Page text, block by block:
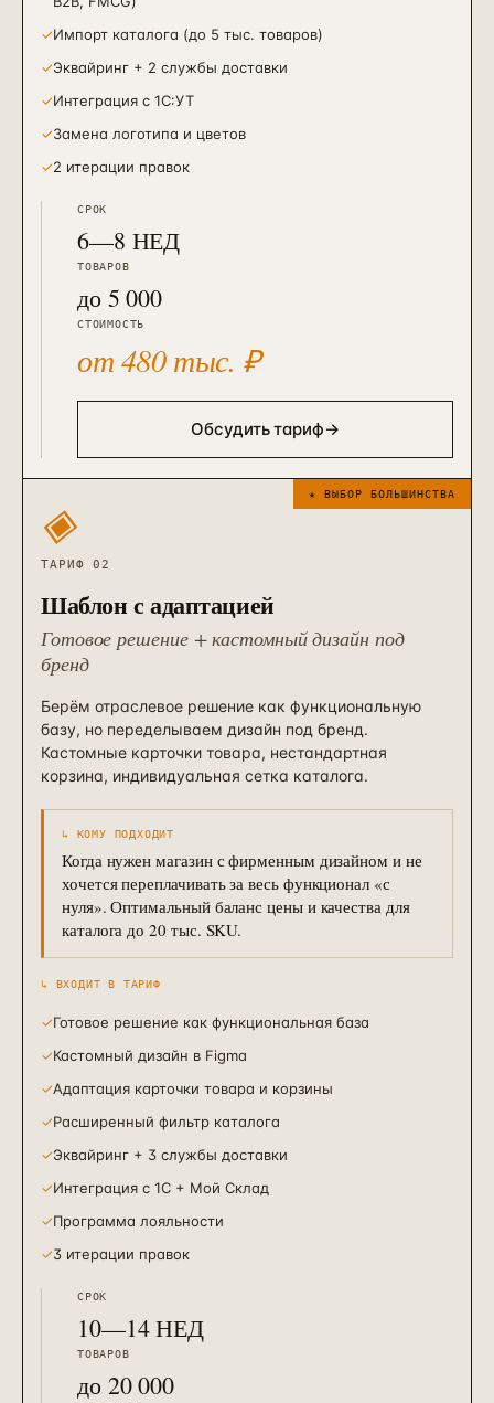
✓Импорт каталога (до 5 тыс. товаров)
✓Эквайринг + 2 службы доставки
✓Интеграция с 1С:УТ
✓Замена логотипа и цветов
✓2 итерации правок
СРОК
6—8 НЕД
ТОВАРОВ
до 5 000
СТОИМОСТЬ
от 480 тыс. ₽
Обсудить тариф→
★ ВЫБОР БОЛЬШИНСТВА
◈
ТАРИФ 02
Шаблон с адаптацией
Готовое решение + кастомный дизайн под
бренд
Берём отраслевое решение как функциональную
базу, но переделываем дизайн под бренд.
Кастомные карточки товара, нестандартная
корзина, индивидуальная сетка каталога.
↳ КОМУ ПОДХОДИТ
Когда нужен магазин с фирменным дизайном и не
хочется переплачивать за весь функционал «с
нуля». Оптимальный баланс цены и качества для
каталога до 20 тыс. SKU.
↳ ВХОДИТ В ТАРИФ
✓Готовое решение как функциональная база
✓Кастомный дизайн в Figma
✓Адаптация карточки товара и корзины
✓Расширенный фильтр каталога
✓Эквайринг + 3 службы доставки
✓Интеграция с 1С + Мой Склад
✓Программа лояльности
✓3 итерации правок
СРОК
10—14 НЕД
ТОВАРОВ
до 20 000